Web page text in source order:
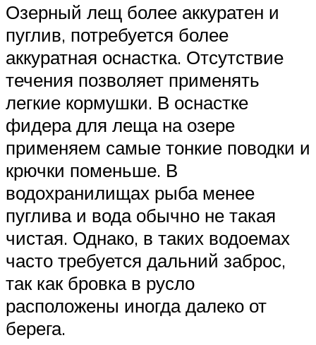
Озерный лещ более аккуратен и
пуглив, потребуется более
аккуратная оснастка. Отсутствие
течения позволяет применять
легкие кормушки. В оснастке
фидера для леща на озере
применяем самые тонкие поводки и
крючки поменьше. В
водохранилищах рыба менее
пуглива и вода обычно не такая
чистая. Однако, в таких водоемах
часто требуется дальний заброс,
так как бровка в русло
расположены иногда далеко от
берега.